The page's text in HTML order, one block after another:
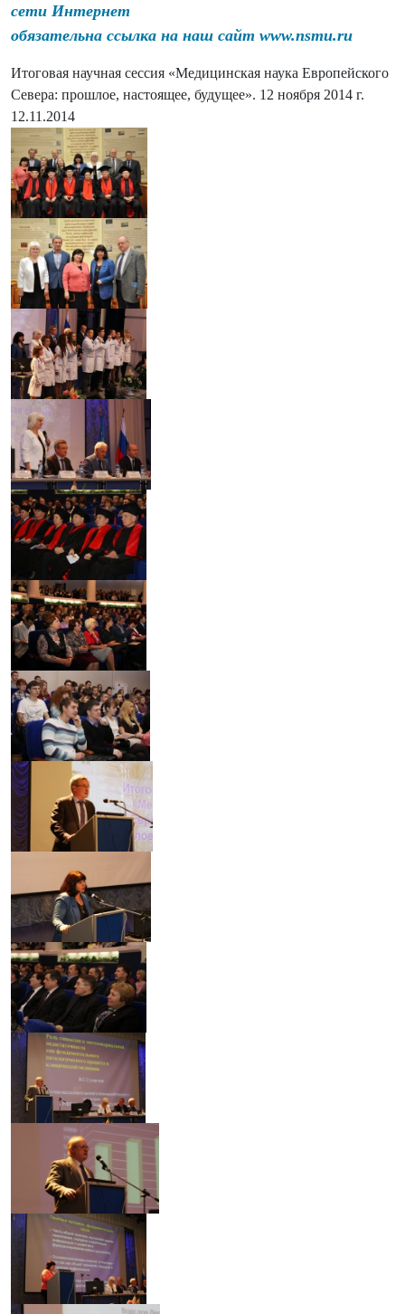
сети Интернет
обязательна ссылка на наш сайт www.nsmu.ru
Итоговая научная сессия «Медицинская наука Европейского
Севера: прошлое, настоящее, будущее». 12 ноября 2014 г.
12.11.2014